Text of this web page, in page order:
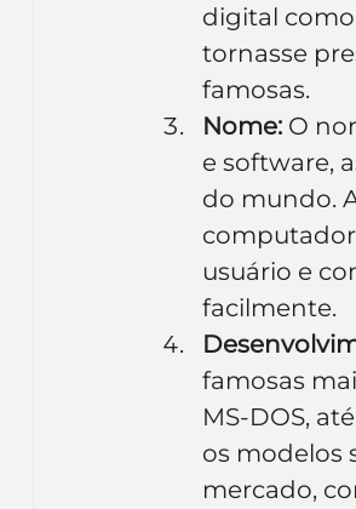
digital
tornasse
famosas.
Nome: O
e software,
do mundo.
usuário e
facilmente.
famosas
MS-DOS,
os modelos
mercado,